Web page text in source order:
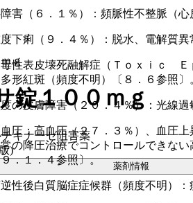
（６．１％）：頻脈性不整脈（心
下痢（９．４％）：脱水、電解質異
性表皮壊死融解症（Ｔｏｘｉｃ Ｅ
形紅斑（頻度不明）〔８．６参照〕
の皮膚障害（２０．４％）：光線過
：高血圧（２７．３％）、血圧上
の降圧治療でコントロールできな
．１．４参照〕。
性後白質脳症症候群（頻度不明）：
ｇ
錠１００ｍｇ
キナーゼ阻害薬
)
薬剤情報